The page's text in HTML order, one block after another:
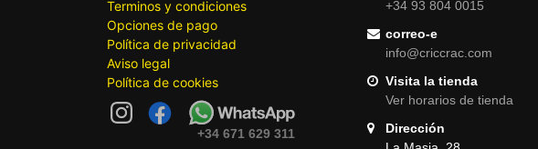
Terminos y condiciones
Opciones de pago
Política de privacidad
Aviso legal
Política de cookies
+34 671 629 311
+34 93 804 0015
correo-e
info@criccrac.com
Visita la tienda
Ver horarios de tienda
Dirección